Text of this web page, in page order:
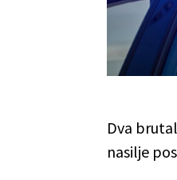
Dva
nasilje